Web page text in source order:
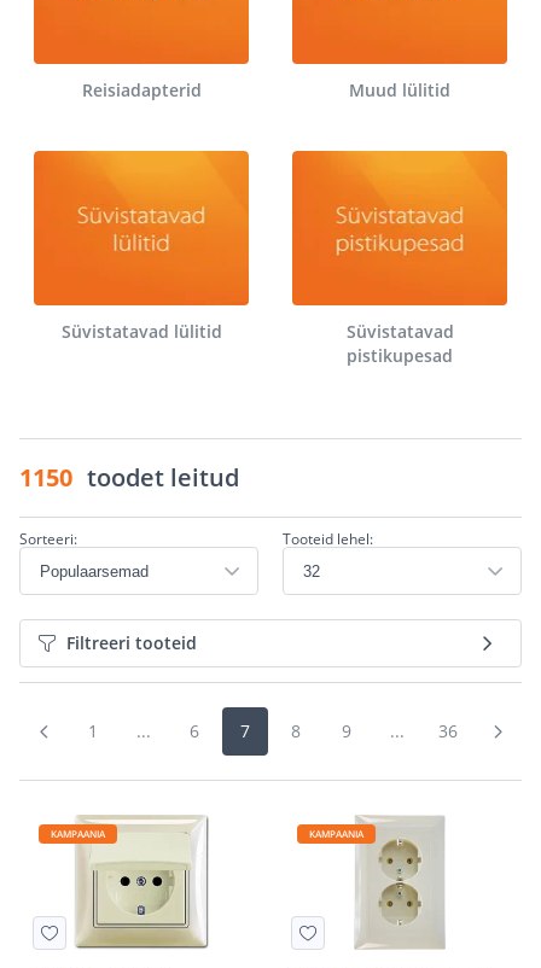
Reisiadapterid Muud lülitid
Süvistatavad lülitid
Süvistatavad
pistikupesad
1150 toodet leitud
Sorteeri: Tooteid lehel:
Filtreeri tooteid
1 ... 6 7 8 9 ... 36
KAMPAANIA KAMPAANIA